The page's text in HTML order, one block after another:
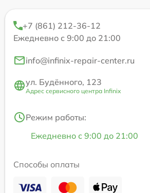
+7 (861) 212-36-12
Ежедневно с 9:00 до 21:00
info@infinix-repair-center.ru
ул. Будённого, 123
Адрес сервисного центра Infinix
Режим работы:
Ежедневно с 9:00 до 21:00
Способы оплаты